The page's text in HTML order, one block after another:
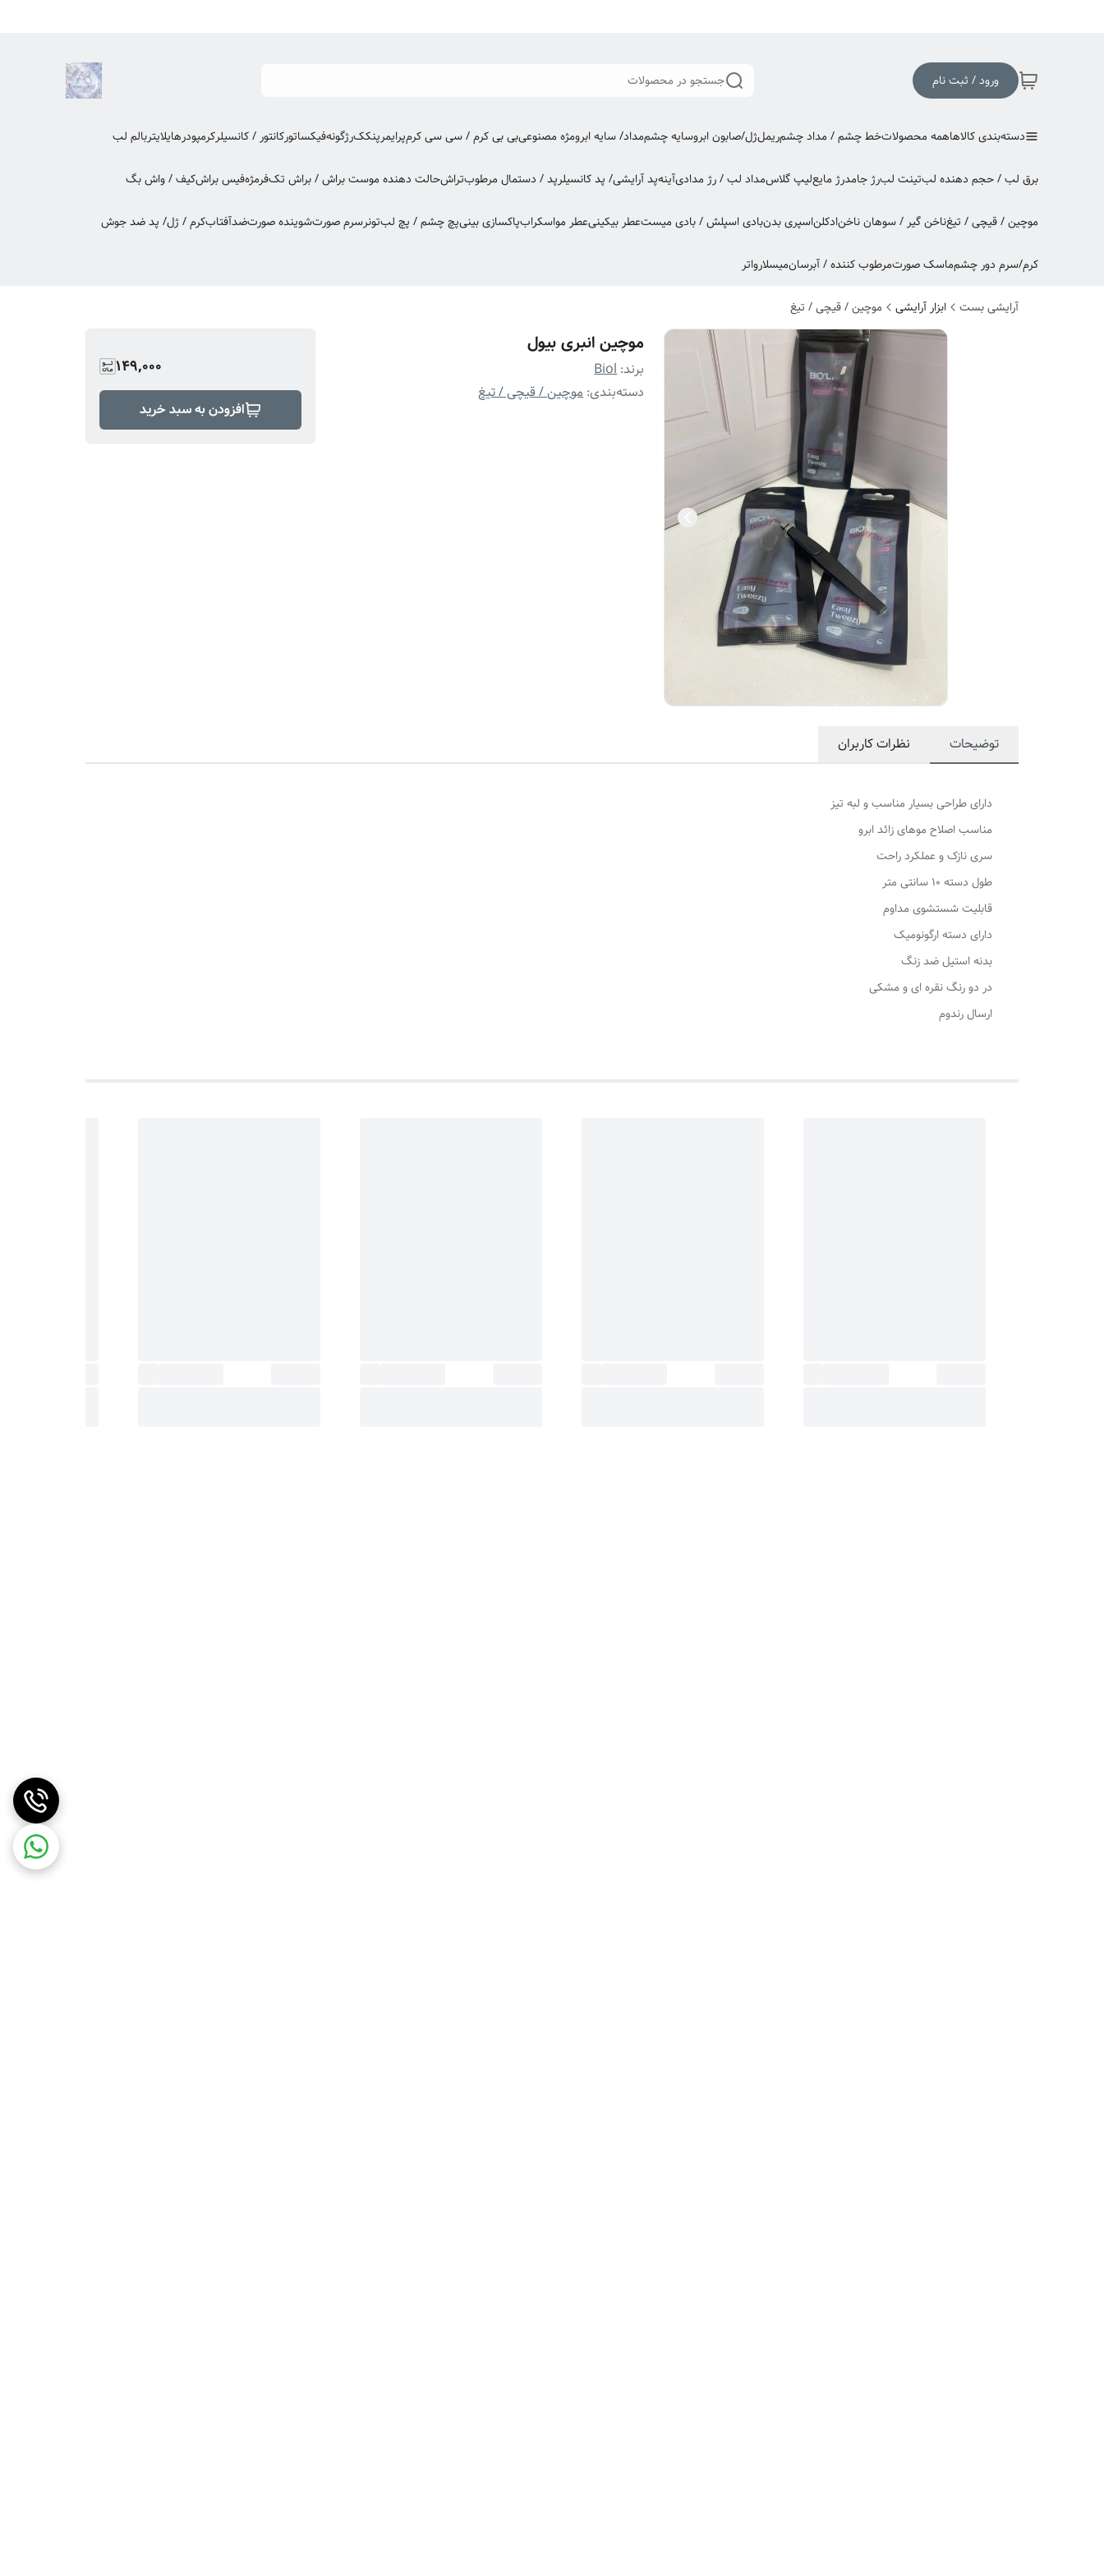
ورود / ثبت نام جستجو در محصولات
دسته‌بندی کالاهاهمه محصولاتخط چشم / مداد چشمریملژل/صابون ابروسایه چشممداد/ سایه ابرومژه مصنوعیبی بی کرم / سی سی کرمپرایمرپنککرژگونهفیکساتورکانتور / کانسیلرکرمپودرهایلایتربالم لب
برق لب / حجم دهنده لبتینت لبرژ جامدرژ مایعلیپ گلاسمداد لب / رژ مدادیآینهپد آرایشی/ پد کانسیلرپد / دستمال مرطوبتراشحالت دهنده موست براش / براش تکفرمژهفیس براشکیف / واش بگ
موچین / قیچی / تیغناخن گیر / سوهان ناخنادکلناسپری بدنبادی اسپلش / بادی میستعطر بیکینیعطر مواسکرابپاکسازی بینیپچ چشم / پچ لبتونرسرم صورتشوینده صورتضدآفتابکرم / ژل/ پد ضد جوش
کرم/سرم دور چشمماسک صورتمرطوب کننده / آبرسانمیسلارواتر
آرایشی بست ابزار آرایشی موچین / قیچی / تیغ
موچین انبری بیول
برند:Biol
دسته‌بندی:موچین / قیچی / تیغ
149,000
افزودن به سبد خرید
توضیحات نظرات کاربران
دارای طراحی بسیار مناسب و لبه تیز
مناسب اصلاح موهای زائد ابرو
سری نازک و عملکرد راحت
طول دسته 10 سانتی متر
قابلیت شستشوی مداوم
دارای دسته ارگونومیک
بدنه استیل ضد زنگ
در دو رنگ نقره ای و مشکی
ارسال رندوم